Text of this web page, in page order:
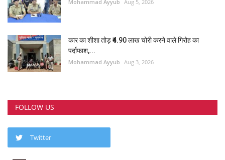
Mohammad Ayyub Aug 5, 2026
कार का शीशा तोड़ ₹4.90 लाख चोरी करने वाले गिरोह का
पर्दाफाश,...
Mohammad Ayyub Aug 3, 2026
FOLLOW US
Twitter